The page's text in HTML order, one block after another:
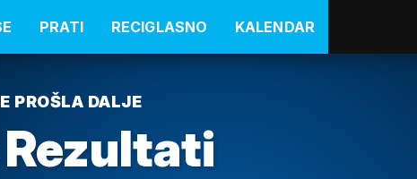
PRATI RECIGLASNO KALENDAR
PROŠLA DALJE